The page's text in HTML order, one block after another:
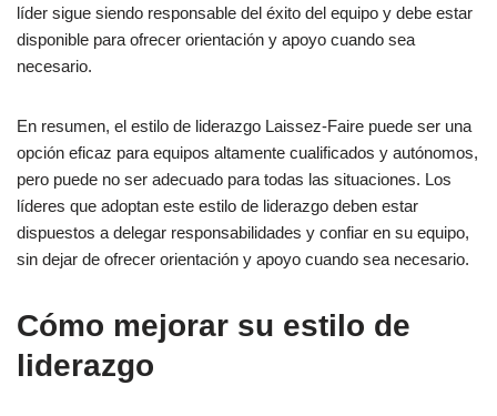
líder sigue siendo responsable del éxito del equipo y debe estar
disponible para ofrecer orientación y apoyo cuando sea
necesario.
En resumen, el estilo de liderazgo Laissez-Faire puede ser una
opción eficaz para equipos altamente cualificados y autónomos,
pero puede no ser adecuado para todas las situaciones. Los
líderes que adoptan este estilo de liderazgo deben estar
dispuestos a delegar responsabilidades y confiar en su equipo,
sin dejar de ofrecer orientación y apoyo cuando sea necesario.
Cómo mejorar su estilo de
liderazgo